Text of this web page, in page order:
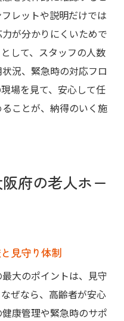
レットや説明だけでは
が分かりにくいためで
して、スタッフの人数
況、緊急時の対応フロ
場を見て、安心して任
ことが、納得のいく施
府の老人ホー
見守り体制
大のポイントは、見守
ぜなら、高齢者が安心
康管理や緊急時のサポ